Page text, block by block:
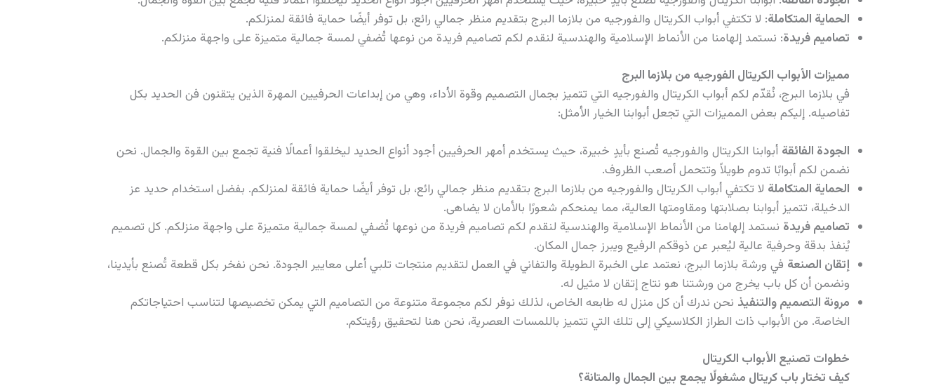
الحماية المتكاملة: لا تكتفي أبواب الكريتال والفورجيه من بلازما البرج بتقديم منظر جمالي رائع، بل توفر أيضًا حماية فائقة لمنزلكم.
تصاميم فريدة: نستمد إلهامنا من الأنماط الإسلامية والهندسية لنقدم لكم تصاميم فريدة من نوعها تُضفي لمسة جمالية متميزة على واجهة منزلكم.
مميزات الأبواب الكريتال الفورجيه من بلازما البرج
في بلازما البرج، نُقدّم لكم أبواب الكريتال والفورجيه التي تتميز بجمال التصميم وقوة الأداء، وهي من إبداعات الحرفيين المهرة الذين يتقنون فن الحديد بكل
تفاصيله. إليكم بعض المميزات التي تجعل أبوابنا الخيار الأمثل:
الجودة الفائقة أبوابنا الكريتال والفورجيه تُصنع بأيدٍ خبيرة، حيث يستخدم أمهر الحرفيين أجود أنواع الحديد ليخلقوا أعمالًا فنية تجمع بين القوة والجمال. نحن
نضمن لكم أبوابًا تدوم طويلاً وتتحمل أصعب الظروف.
الحماية المتكاملة لا تكتفي أبواب الكريتال والفورجيه من بلازما البرج بتقديم منظر جمالي رائع، بل توفر أيضًا حماية فائقة لمنزلكم. بفضل استخدام حديد عز
الدخيلة، تتميز أبوابنا بصلابتها ومقاومتها العالية، مما يمنحكم شعورًا بالأمان لا يضاهى.
تصاميم فريدة نستمد إلهامنا من الأنماط الإسلامية والهندسية لنقدم لكم تصاميم فريدة من نوعها تُضفي لمسة جمالية متميزة على واجهة منزلكم. كل تصميم
يُنفذ بدقة وحرفية عالية ليُعبر عن ذوقكم الرفيع ويبرز جمال المكان.
إتقان الصنعة في ورشة بلازما البرج، نعتمد على الخبرة الطويلة والتفاني في العمل لتقديم منتجات تلبي أعلى معايير الجودة. نحن نفخر بكل قطعة تُصنع بأيدينا،
ونضمن أن كل باب يخرج من ورشتنا هو نتاج إتقان لا مثيل له.
مرونة التصميم والتنفيذ نحن ندرك أن كل منزل له طابعه الخاص، لذلك نوفر لكم مجموعة متنوعة من التصاميم التي يمكن تخصيصها لتناسب احتياجاتكم
الخاصة. من الأبواب ذات الطراز الكلاسيكي إلى تلك التي تتميز باللمسات العصرية، نحن هنا لتحقيق رؤيتكم.
خطوات تصنيع الأبواب الكريتال
كيف تختار باب كريتال مشغولًا يجمع بين الجمال والمتانة؟